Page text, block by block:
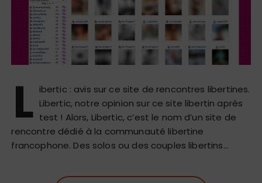
L ibertic : avis sur ce site de rencontres libertines.
Libertic, notre opinion sur ce site libertin après
test ! Alors, Libertic, c’est le nom d’un site de
rencontre dédié à la communauté libertine
francophone. Des solos ou des couples libertins…